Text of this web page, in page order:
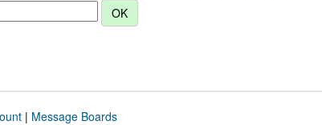
| Message Boards